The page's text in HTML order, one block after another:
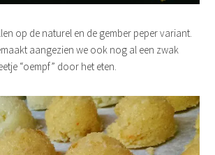
op de naturel en de gember peper variant.
aangezien we ook nog al een zwak
“oempf” door het eten.